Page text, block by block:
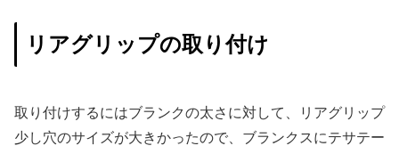
リアグリップの取り付け
取り付けするにはブランクの太さに対して、リアグリップ
少し穴のサイズが大きかったので、ブランクスにテサテー